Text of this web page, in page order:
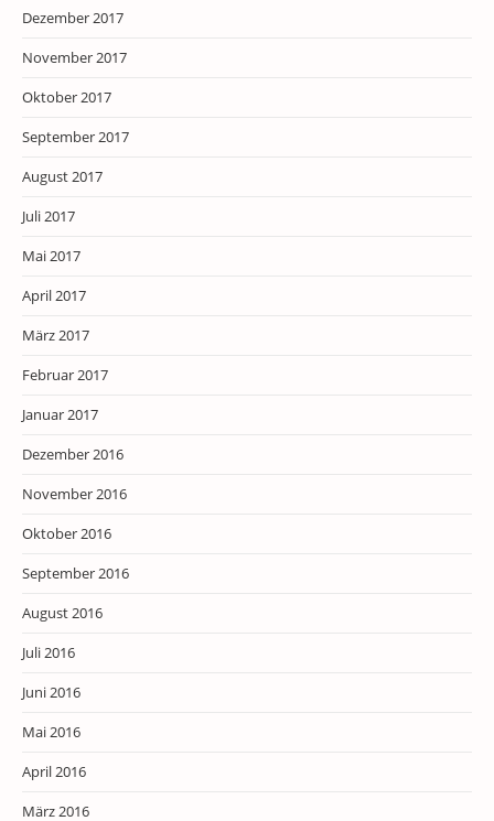
Dezember 2017
November 2017
Oktober 2017
September 2017
August 2017
Juli 2017
Mai 2017
April 2017
März 2017
Februar 2017
Januar 2017
Dezember 2016
November 2016
Oktober 2016
September 2016
August 2016
Juli 2016
Juni 2016
Mai 2016
April 2016
März 2016